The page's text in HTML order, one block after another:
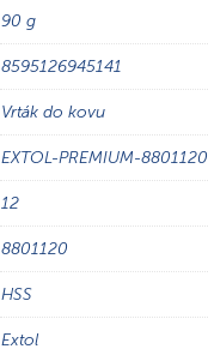
90 g
8595126945141
Vrták do kovu
EXTOL-PREMIUM-8801120
12
8801120
HSS
Extol